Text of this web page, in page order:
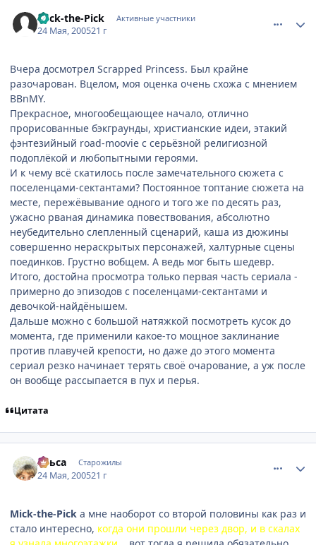
Mick-the-Pick Активные участники
24 Мая, 200521 г
Вчера досмотрел Scrapped Princess. Был крайне
разочарован. Вцелом, моя оценка очень схожа с мнением
BBnMY.
Прекрасное, многообещающее начало, отлично
прорисованные бэкграунды, христианские идеи, этакий
фэнтезийный road-moovie с серьёзной религиозной
подоплёкой и любопытными героями.
И к чему всё скатилось после замечательного сюжета с
поселенцами-сектантами? Постоянное топтание сюжета на
месте, пережёвывание одного и того же по десять раз,
ужасно рваная динамика повествования, абсолютно
неубедительно слепленный сценарий, каша из дюжины
совершенно нераскрытых персонажей, халтурные сцены
поединков. Грустно вобщем. А ведь мог быть шедевр.
Итого, достойна просмотра только первая часть сериала -
примерно до эпизодов с поселенцами-сектантами и
девочкой-найдёнышем.
Дальше можно с большой натяжкой посмотреть кусок до
момента, где применили какое-то мощное заклинание
против плавучей крепости, но даже до этого момента
сериал резко начинает терять своё очарование, а уж после
он вообще рассыпается в пух и перья.
Цитата
Ульса Старожилы
24 Мая, 200521 г
Mick-the-Pick а мне наоборот со второй половины как раз и
стало интересно, когда они прошли через двор, и в скалах